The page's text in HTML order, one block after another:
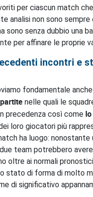
per ciascun match
analisi non sono
sono senza dubbio una
per affinare le proprie
incontri e
fondamentale anche
nelle quali le
precedenza così come
loro giocatori più
ha luogo: nonostante
team potrebbero
oltre ai normali
stato di forma di molto
di significativo